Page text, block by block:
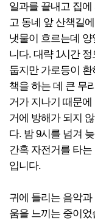
일과를 끝내고 집
고 동네 앞 산책길
냇물이 흐르는데
니다. 대략 1시간
둡지만 가로등이
책을 하는 데 큰 무
거가 지나기 때문
거에 방해가 되지
다. 밤 9시를 넘겨
간혹 자전거를 타
입니다.
귀에 들리는 음악
움을 느끼는 중이